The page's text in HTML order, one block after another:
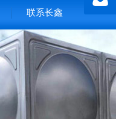
联系长鑫